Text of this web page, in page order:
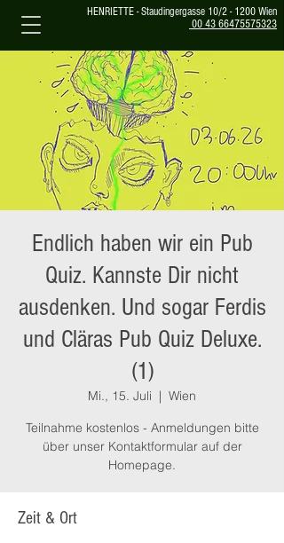
HENRIETTE - Staudingergasse 10/2 - 1200 Wien
00 43 66475575323
Endlich haben wir ein Pub
Quiz. Kannste Dir nicht
ausdenken. Und sogar Ferdis
und Cläras Pub Quiz Deluxe.
(1)
Mi., 15. Juli
  |
Wien
Teilnahme kostenlos - Anmeldungen bitte
über unser Kontaktformular auf der
Homepage.
Zeit & Ort